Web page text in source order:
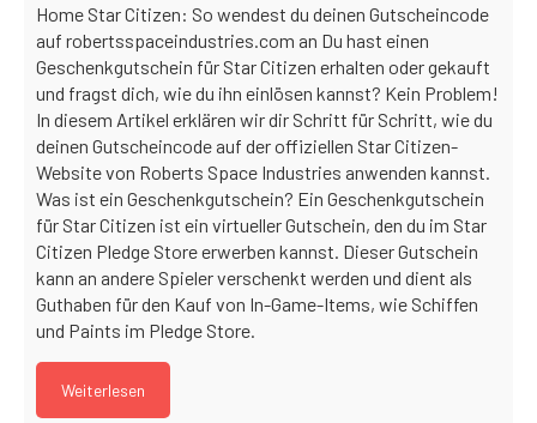
Home Star Citizen: So wendest du deinen Gutscheincode
auf robertsspaceindustries.com an Du hast einen
Geschenkgutschein für Star Citizen erhalten oder gekauft
und fragst dich, wie du ihn einlösen kannst? Kein Problem!
In diesem Artikel erklären wir dir Schritt für Schritt, wie du
deinen Gutscheincode auf der offiziellen Star Citizen-
Website von Roberts Space Industries anwenden kannst.
Was ist ein Geschenkgutschein? Ein Geschenkgutschein
für Star Citizen ist ein virtueller Gutschein, den du im Star
Citizen Pledge Store erwerben kannst. Dieser Gutschein
kann an andere Spieler verschenkt werden und dient als
Guthaben für den Kauf von In-Game-Items, wie Schiffen
und Paints im Pledge Store.
Weiterlesen